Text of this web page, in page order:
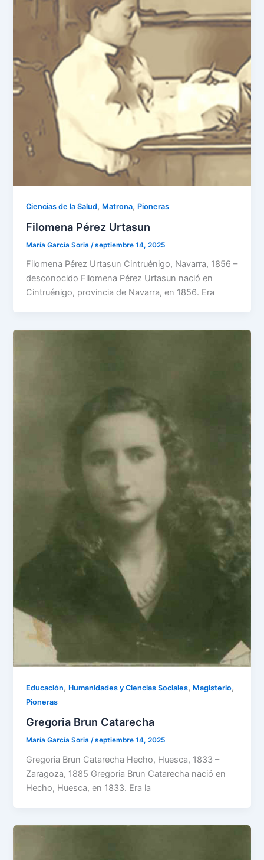
Ciencias de la Salud, Matrona, Pioneras
Filomena Pérez Urtasun
María García Soria /septiembre 14, 2025
Filomena Pérez Urtasun Cintruénigo, Navarra, 1856 –
desconocido Filomena Pérez Urtasun nació en
Cintruénigo, provincia de Navarra, en 1856. Era
Educación, Humanidades y Ciencias Sociales, Magisterio,
Pioneras
Gregoria Brun Catarecha
María García Soria/septiembre 14, 2025
Gregoria Brun Catarecha Hecho, Huesca, 1833 –
Zaragoza, 1885 Gregoria Brun Catarecha nació en
Hecho, Huesca, en 1833. Era la